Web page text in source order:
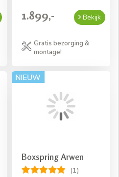
1.899,- Bekijk
Gratis bezorging &
montage!
Boxspring Arwen
(1)